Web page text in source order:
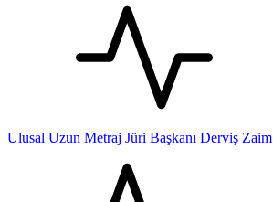
Ulusal Uzun Metraj Jüri Başkanı Derviş Zaim